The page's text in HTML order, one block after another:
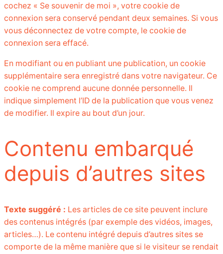
cochez « Se souvenir de moi », votre cookie de
connexion sera conservé pendant deux semaines. Si vous
vous déconnectez de votre compte, le cookie de
connexion sera effacé.
En modifiant ou en publiant une publication, un cookie
supplémentaire sera enregistré dans votre navigateur. Ce
cookie ne comprend aucune donnée personnelle. Il
indique simplement l’ID de la publication que vous venez
de modifier. Il expire au bout d’un jour.
Contenu embarqué
depuis d’autres sites
Texte suggéré : Les articles de ce site peuvent inclure
des contenus intégrés (par exemple des vidéos, images,
articles…). Le contenu intégré depuis d’autres sites se
comporte de la même manière que si le visiteur se rendait